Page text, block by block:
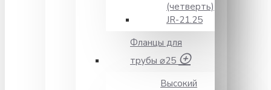
(четверть)
JR-21.25
Фланцы для
трубы ⌀25
Высокий